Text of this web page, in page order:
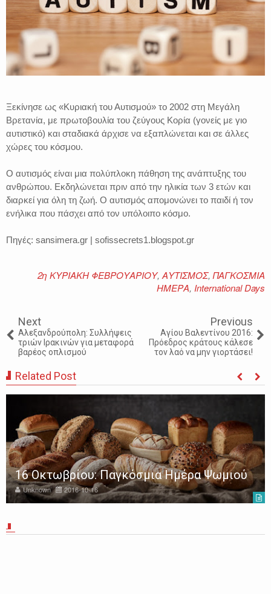
Ξεκίνησε ως «Κυριακή του Αυτισμού» το 2002 στη Μεγάλη
Βρετανία, με πρωτοβουλία του ζεύγους Κορία (γονείς με γιο
αυτιστικό) και σταδιακά άρχισε να εξαπλώνεται και σε άλλες
χώρες του κόσμου.
Ο αυτισμός είναι μια πολύπλοκη πάθηση της ανάπτυξης του
ανθρώπου. Εκδηλώνεται πριν από την ηλικία των 3 ετών και
διαρκεί για όλη τη ζωή. Ο αυτισμός απομονώνει το παιδί ή τον
ενήλικα που πάσχει από τον υπόλοιπο κόσμο.
Πηγές: sansimera.gr | sofissecrets1.blogspot.gr
2η ΚΥΡΙΑΚΗ ΦΕΒΡΟΥΑΡΙΟΥ, ΑΥΤΙΣΜΟΣ, ΠΑΓΚΟΣΜΙΑ
ΗΜΕΡΑ, International Days
Next
Αλεξανδρούπολη: Συλλήψεις
τριών Ιρακινών για μεταφορά
βαρέος οπλισμού
Previous
Αγίου Βαλεντίνου 2016:
Πρόεδρος κράτους κάλεσε
τον λαό να μην γιορτάσει!
Related Post
16 Οκτωβρίου: Παγκόσμια Ημέρα Ψωμιού
Unknown 2016-10-16